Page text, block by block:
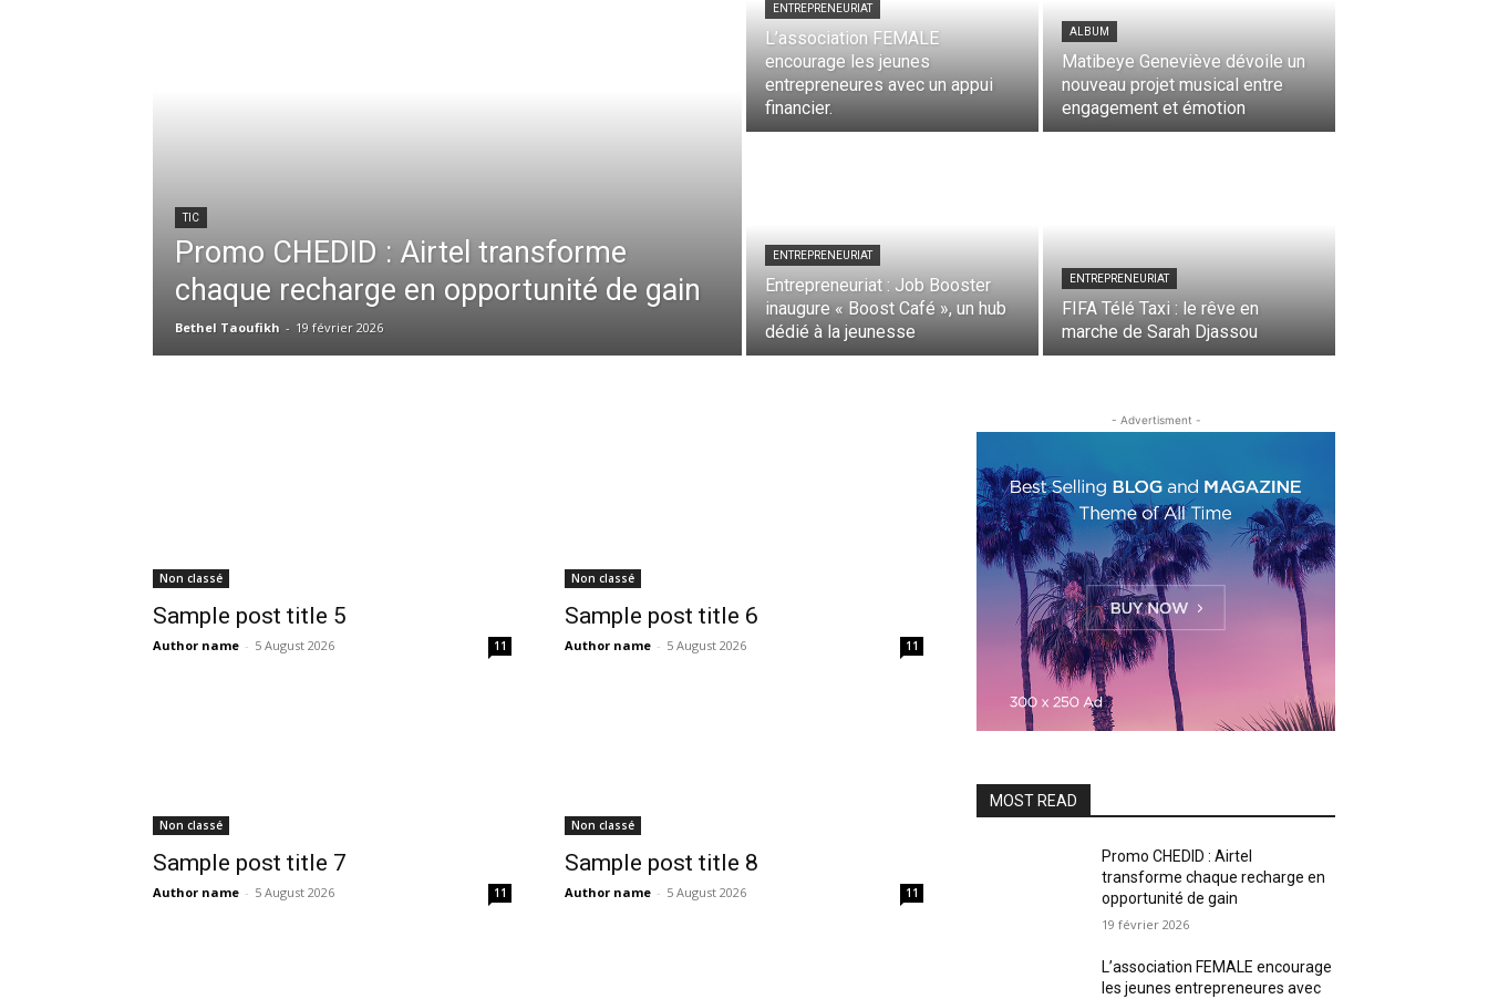
TIC
Promo CHEDID : Airtel transforme
chaque recharge en opportunité de gain
Bethel Taoufikh - 19 février 2026
ENTREPRENEURIAT
L’association FEMALE
encourage les jeunes
entrepreneures avec un appui
financier.
ALBUM
Matibeye Geneviève dévoile un
nouveau projet musical entre
engagement et émotion
ENTREPRENEURIAT
Entrepreneuriat : Job Booster
inaugure « Boost Café », un hub
dédié à la jeunesse
ENTREPRENEURIAT
FIFA Télé Taxi : le rêve en
marche de Sarah Djassou
Non classé
Sample post title 5
Author name - 5 August 2026 11
Non classé
Sample post title 6
Author name - 5 August 2026 11
Non classé
Sample post title 7
Author name - 5 August 2026 11
Non classé
Sample post title 8
Author name - 5 August 2026 11
- Advertisment -
MOST READ
Promo CHEDID : Airtel
transforme chaque recharge en
opportunité de gain
19 février 2026
L’association FEMALE encourage
les jeunes entrepreneures avec